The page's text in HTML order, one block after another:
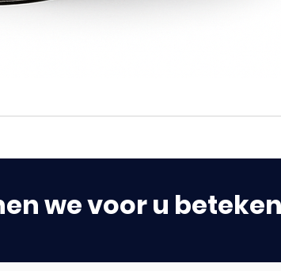
we voor u